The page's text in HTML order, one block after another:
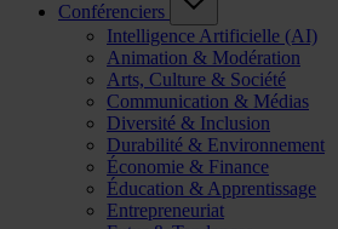
Conférenciers
Intelligence Artificielle (AI)
Animation & Modération
Arts, Culture & Société
Communication & Médias
Diversité & Inclusion
Durabilité & Environnement
Économie & Finance
Éducation & Apprentissage
Entrepreneuriat